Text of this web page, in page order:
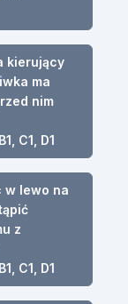
kierujący
ma
nim
C1, D1
w lewo na
z
C1, D1